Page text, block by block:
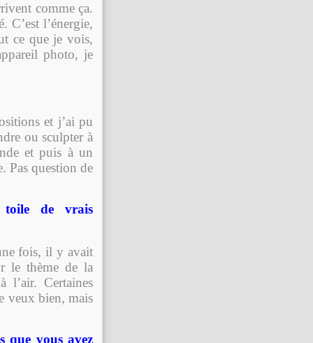
comme ça.
C’est l’énergie,
ce que je vois,
photo, je
et j’ai pu
ou sculpter à
et puis à un
Pas question de
toile de vrais
fois, il y avait
le thème de la
l’air. Certaines
veux bien, mais
que vous avez